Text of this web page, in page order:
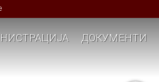
ДОКУМЕНТИ